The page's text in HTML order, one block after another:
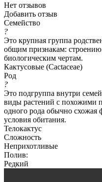
Нет отзывов
Добавить отзыв
Семейство
?
Это крупная группа
общим признакам: строению
биологическим чертам.
Кактусовые (Cactaceae)
Род
?
Это подгруппа внутри
виды растений с похожими
одного рода обычно схожая
условия обитания.
Телокактус
Сложность
Неприхотливые
Полив:
Редкий